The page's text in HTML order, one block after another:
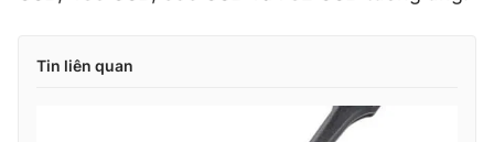
Tin liên quan